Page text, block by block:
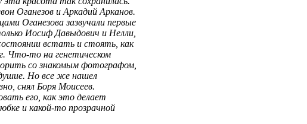
Оганезов и Аркадий Арканов.
Оганезова зазвучали первые
Иосиф Давыдович и Нелли,
встать и стоять, как
Что-то на генетическом
со знакомым фотографом,
Но все же нашел
снял Боря Моисеев.
его, как это делает
и какой-то прозрачной